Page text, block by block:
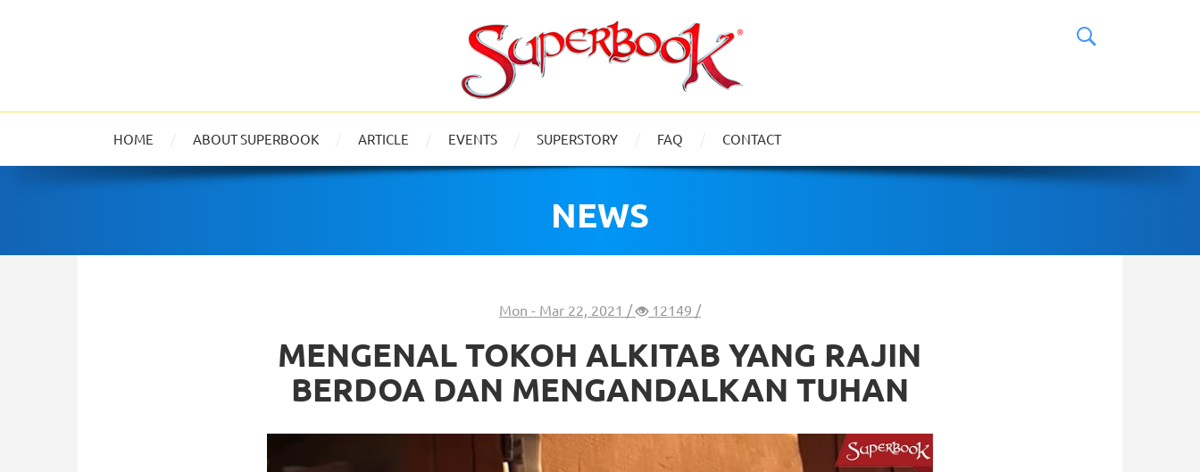
HOME ABOUT SUPERBOOK ARTICLE EVENTS SUPERSTORY FAQ CONTACT
NEWS
Mon - Mar 22, 2021 / 12149 /
MENGENAL TOKOH ALKITAB YANG RAJIN
BERDOA DAN MENGANDALKAN TUHAN